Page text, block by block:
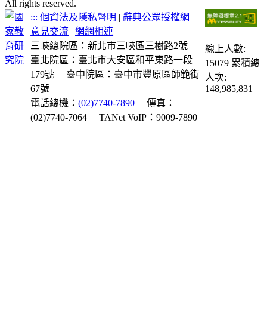
All rights reserved.
::: 個資法及隱私聲明 | 辭典公眾授權網 |
意見交流 |網網相連
三峽總院區：新北市三峽區三樹路2號
臺北院區：臺北市大安區和平東路一段
179號
臺中院區：臺中市豐原區師範街
67號
電話總機：(02)7740-7890
傳真：
(02)7740-7064
TANet VoIP：9009-7890
線上人數:
15079 累積總
人次:
148,985,831